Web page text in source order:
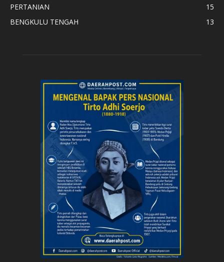
PERTANIAN
15
BENGKULU TENGAH
13